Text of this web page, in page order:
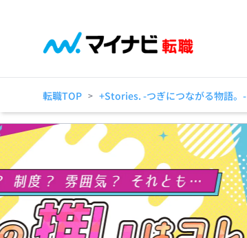
転職TOP > +Stories. -つぎにつながる物語。-